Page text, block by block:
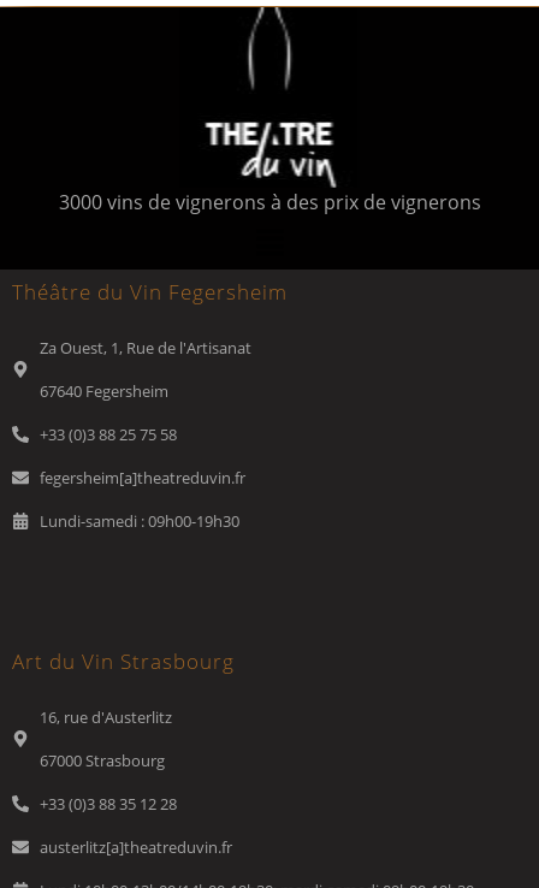
3000 vins de vignerons à des prix de vignerons
Théâtre du Vin Fegersheim
Za Ouest, 1, Rue de l'Artisanat
67640 Fegersheim
+33 (0)3 88 25 75 58
fegersheim[a]theatreduvin.fr
Lundi-samedi : 09h00-19h30
Art du Vin Strasbourg
16, rue d'Austerlitz
67000 Strasbourg
+33 (0)3 88 35 12 28
austerlitz[a]theatreduvin.fr